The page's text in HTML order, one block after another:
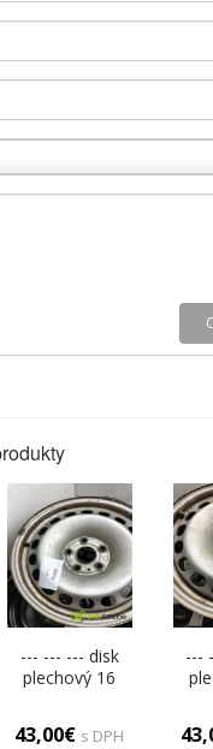
--- --- --- disk
plechový 16
43,00€ s DPH
---